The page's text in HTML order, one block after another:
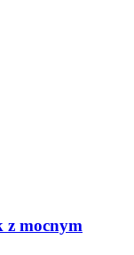
z mocnym